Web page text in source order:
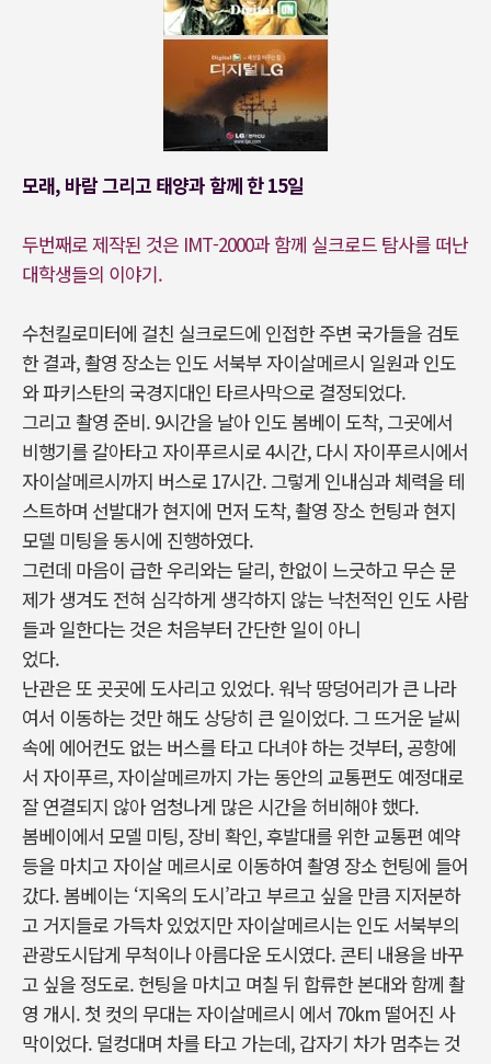
모래, 바람 그리고 태양과 함께 한 15일
두번째로 제작된 것은 IMT-2000과 함께 실크로드 탐사를 떠난
대학생들의 이야기.
수천킬로미터에 걸친 실크로드에 인접한 주변 국가들을 검토
한 결과, 촬영 장소는 인도 서북부 자이살메르시 일원과 인도
와 파키스탄의 국경지대인 타르사막으로 결정되었다.
그리고 촬영 준비. 9시간을 날아 인도 봄베이 도착, 그곳에서
비행기를 갈아타고 자이푸르시로 4시간, 다시 자이푸르시에서
자이살메르시까지 버스로 17시간. 그렇게 인내심과 체력을 테
스트하며 선발대가 현지에 먼저 도착, 촬영 장소 헌팅과 현지
모델 미팅을 동시에 진행하였다.
그런데 마음이 급한 우리와는 달리, 한없이 느긋하고 무슨 문
제가 생겨도 전혀 심각하게 생각하지 않는 낙천적인 인도 사람
들과 일한다는 것은 처음부터 간단한 일이 아니
었다.
난관은 또 곳곳에 도사리고 있었다. 워낙 땅덩어리가 큰 나라
여서 이동하는 것만 해도 상당히 큰 일이었다. 그 뜨거운 날씨
속에 에어컨도 없는 버스를 타고 다녀야 하는 것부터, 공항에
서 자이푸르, 자이살메르까지 가는 동안의 교통편도 예정대로
잘 연결되지 않아 엄청나게 많은 시간을 허비해야 했다.
봄베이에서 모델 미팅, 장비 확인, 후발대를 위한 교통편 예약
등을 마치고 자이살 메르시로 이동하여 촬영 장소 헌팅에 들어
갔다. 봄베이는 ‘지옥의 도시’라고 부르고 싶을 만큼 지저분하
고 거지들로 가득차 있었지만 자이살메르시는 인도 서북부의
관광도시답게 무척이나 아름다운 도시였다. 콘티 내용을 바꾸
고 싶을 정도로. 헌팅을 마치고 며칠 뒤 합류한 본대와 함께 촬
영 개시. 첫 컷의 무대는 자이살메르시 에서 70km 떨어진 사
막이었다. 덜컹대며 차를 타고 가는데, 갑자기 차가 멈추는 것